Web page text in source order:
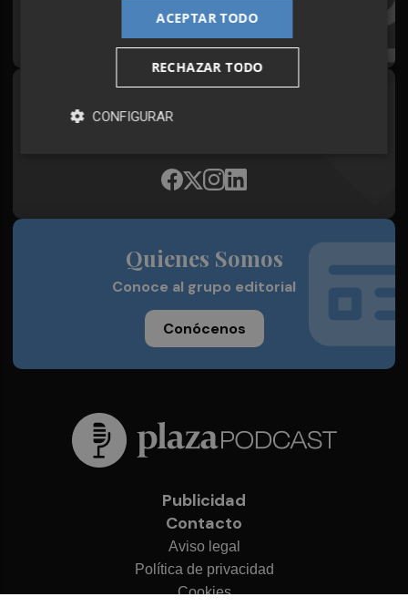
¡Quiero suscribirme!
Síguenos en redes
Quienes Somos
Conoce al grupo editorial
Conócenos
Publicidad
Contacto
Aviso legal
Política de privacidad
Cookies
ACEPTAR TODO
RECHAZAR TODO
CONFIGURAR